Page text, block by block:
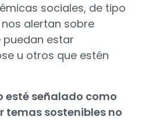
sociales, de tipo
nos alertan sobre
estar
u otros que estén
esté señalado como
temas sostenibles no